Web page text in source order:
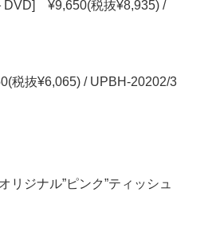
¥9,650(税抜¥8,935) /
抜¥6,065) / UPBH-20202/3
リジナル”ピンク”ティッシュ